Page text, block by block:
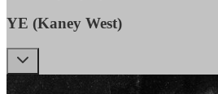
YE (Kaney West)